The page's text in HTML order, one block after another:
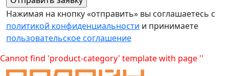
Нажимая на кнопку «отправить» вы соглашаетесь с
политикой конфиденциальности и принимаете
пользовательское соглашение
Cannot find 'product-category' template with page ''